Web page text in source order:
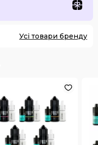
Усі товари бренду